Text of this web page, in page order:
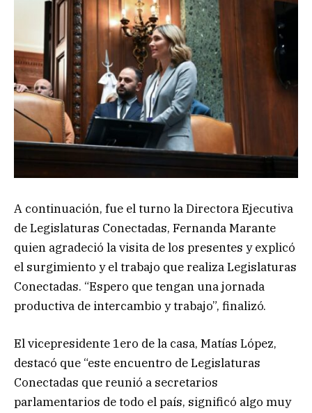
A continuación, fue el turno la Directora Ejecutiva
de Legislaturas Conectadas, Fernanda Marante
quien agradeció la visita de los presentes y explicó
el surgimiento y el trabajo que realiza Legislaturas
Conectadas. “Espero que tengan una jornada
productiva de intercambio y trabajo”, finalizó.
El vicepresidente 1ero de la casa, Matías López,
destacó que “este encuentro de Legislaturas
Conectadas que reunió a secretarios
parlamentarios de todo el país, significó algo muy